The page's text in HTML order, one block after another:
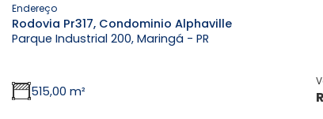
Endereço
Rodovia Pr317, Condominio Alphaville
Parque Industrial 200, Maringá - PR
515,00 m²